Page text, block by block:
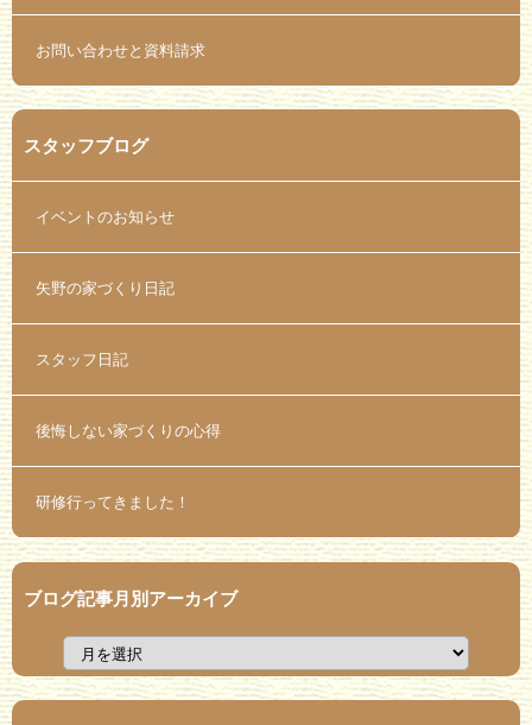
お問い合わせと資料請求
スタッフブログ
イベントのお知らせ
矢野の家づくり日記
スタッフ日記
後悔しない家づくりの心得
研修行ってきました！
ブログ記事月別アーカイブ